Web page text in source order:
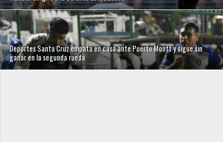
Deportes Santa Cruz empata en casa ante Puerto Montt y sigue sin
ganar en la segunda rueda